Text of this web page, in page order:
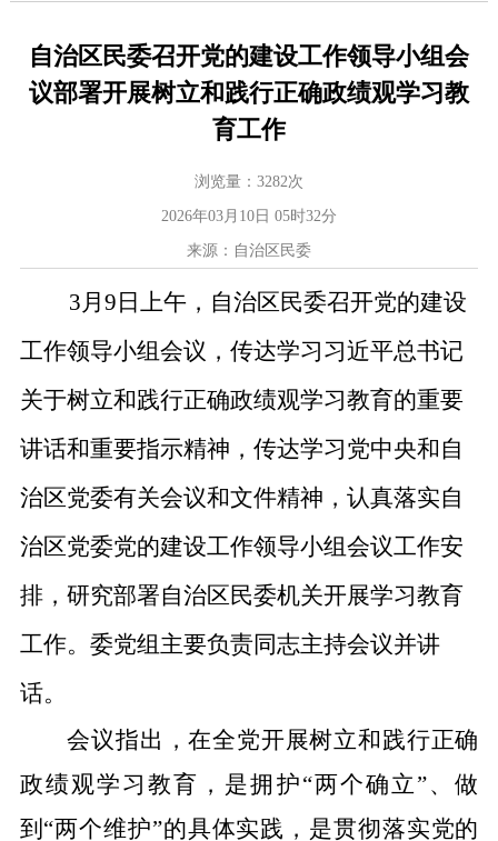
自治区民委召开党的建设工作领导小组会
议部署开展树立和践行正确政绩观学习教
育工作
浏览量： 3282次
2026年03月10日 05时32分
来源：自治区民委
3月 9 日上午，自治区民委召开党的建设
工作领导小组会议，传达学习习近平总书记
关于树立和践行正确政绩观学习教育的重要
讲话和重要指示精神，传达学习党中央和自
治区党委有关会议和文件精神，认真落实自
治区党委党的建设工作领导小组会议工作安
排，研究部署自治区民委机关开展学习教育
工作。委党组主要负责同志主持会议并讲
话。
会议指出，在全党开展树立和践行正确
政绩观学习教育，是拥护“两个确立”、做
到 “两个维护”的具体实践，是贯彻落实党的